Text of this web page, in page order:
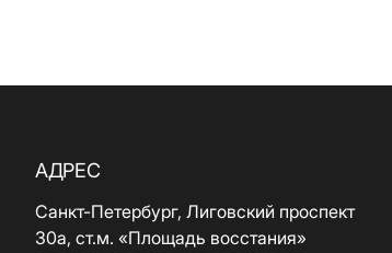
АДРЕС
Санкт-Петербург, Лиговский проспект
30а, ст.м. «Площадь восстания»